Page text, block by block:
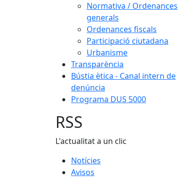
Normativa / Ordenances
generals
Ordenances fiscals
Participació ciutadana
Urbanisme
Transparència
Bústia ètica - Canal intern de
denúncia
Programa DUS 5000
RSS
L'actualitat a un clic
Notícies
Avisos